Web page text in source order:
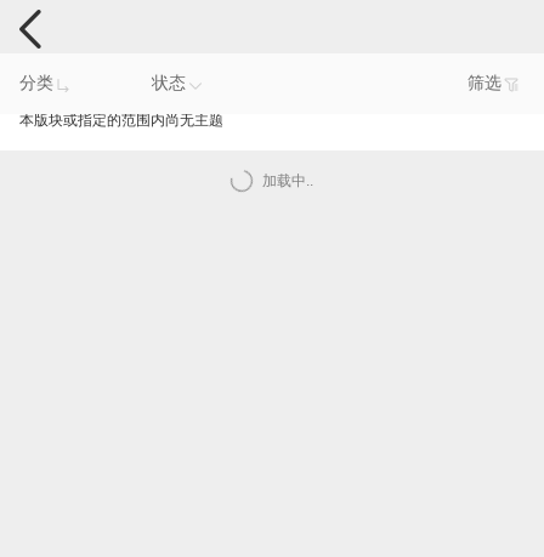
手机反馈
分类 状态 筛选
本版块或指定的范围内尚无主题
加载中..